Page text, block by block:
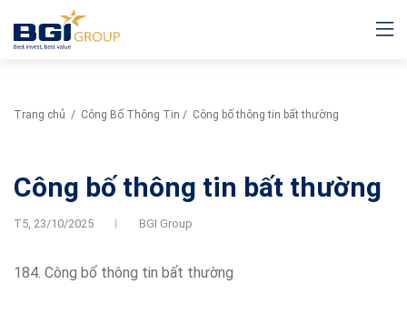
Trang chủ / Công Bố Thông Tin / Công bố thông tin bất thường
Công bố thông tin bất thường
T5, 23/10/2025 BGI Group
184. Công bố thông tin bất thường